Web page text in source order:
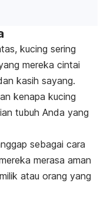
kucing sering
mereka cintai
kasih sayang.
kenapa kucing
tubuh Anda yang
sebagai cara
merasa aman
atau orang yang